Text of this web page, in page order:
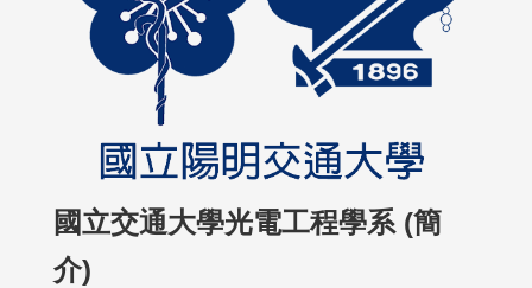
國立交通大學光電工程學系 (簡
介)